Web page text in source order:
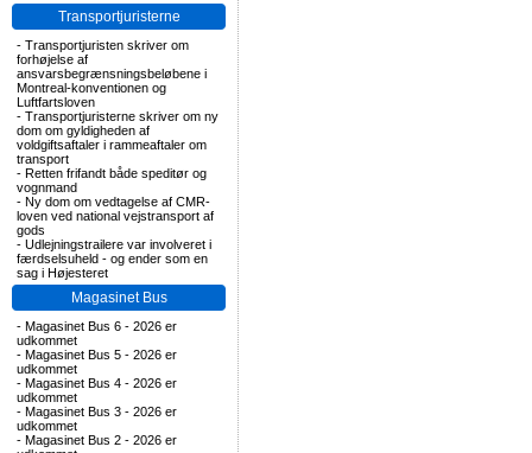
Transportjuristerne
- Transportjuristen skriver om
forhøjelse af
ansvarsbegrænsningsbeløbene i
Montreal-konventionen og
Luftfartsloven
- Transportjuristerne skriver om ny
dom om gyldigheden af
voldgiftsaftaler i rammeaftaler om
transport
- Retten frifandt både speditør og
vognmand
- Ny dom om vedtagelse af CMR-
loven ved national vejstransport af
gods
- Udlejningstrailere var involveret i
færdselsuheld - og ender som en
sag i Højesteret
Magasinet Bus
- Magasinet Bus 6 - 2026 er
udkommet
- Magasinet Bus 5 - 2026 er
udkommet
- Magasinet Bus 4 - 2026 er
udkommet
- Magasinet Bus 3 - 2026 er
udkommet
- Magasinet Bus 2 - 2026 er